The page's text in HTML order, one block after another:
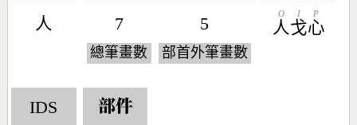
人 7
總筆畫數
5
部首外筆畫數
人
O
戈
I
心
P
IDS 部件